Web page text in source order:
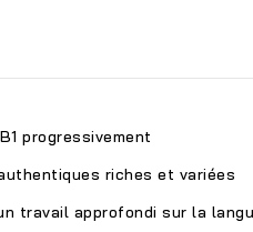
progressivement
riches et variées
travail approfondi sur la